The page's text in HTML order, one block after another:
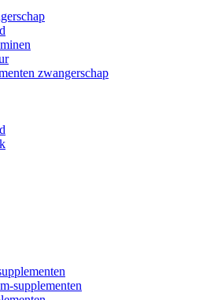
zwangerschap
supplementen